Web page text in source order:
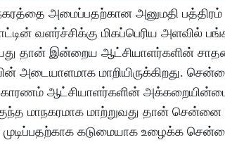
அமைப்பதற்கான அனுமதி பத்திரம்
வளர்ச்சிக்கு மிகப்பெரிய அளவில்
தான் இன்றைய ஆட்சியாளர்களின்
மாறியிருக்கிறது.
ஆட்சியாளர்களின்
மாநகரமாக மாற்றுவது தான் சென்னை
கடுமையாக உழைக்க